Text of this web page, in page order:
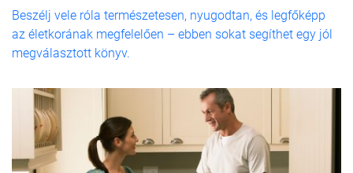
Beszélj vele róla természetesen, nyugodtan, és legfőképp
az életkorának megfelelően – ebben sokat segíthet egy jól
megválasztott könyv.